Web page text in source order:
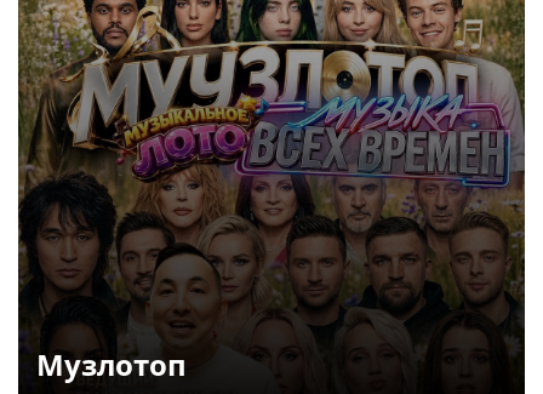
Музлотоп